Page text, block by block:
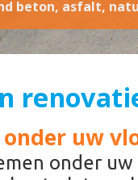
beton, asfalt,
raamsparingen
meest ideale
in diverse
luchtboor.
en aluminium.
uw
onder